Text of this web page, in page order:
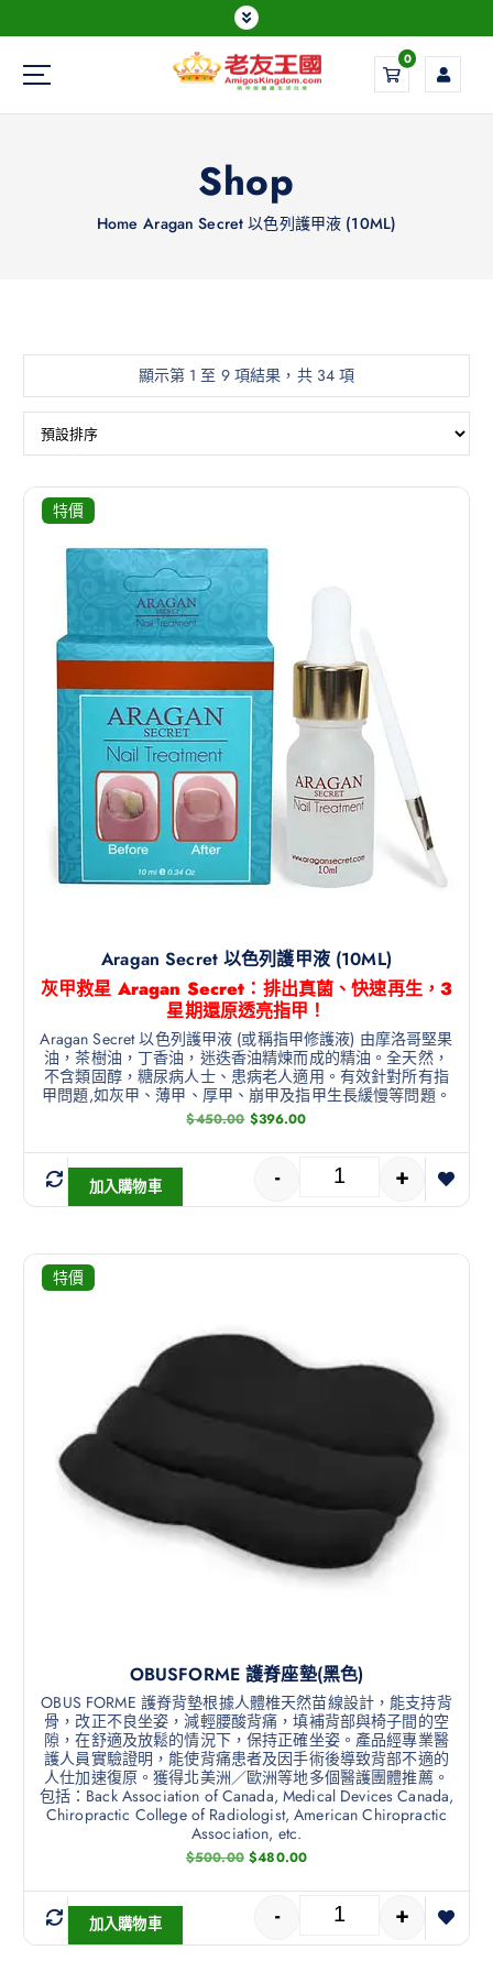
Everything is possible
0
Shop
Home Aragan Secret 以色列護甲液 (10ML)
顯示第 1 至 9 項結果，共 34 項
特價
Aragan Secret 以色列護甲液 (10ML)
灰甲救星 Aragan Secret：排出真菌、快速再生，3
星期還原透亮指甲！
Aragan Secret 以色列護甲液 (或稱指甲修護液) 由摩洛哥堅果
油，茶樹油，丁香油，迷迭香油精煉而成的精油。全天然，
不含類固醇，糖尿病人士、患病老人適用。有效針對所有指
甲問題,如灰甲、薄甲、厚甲、崩甲及指甲生長緩慢等問題。
$450.00 $396.00
- +
加入購物車
特價
OBUSFORME 護脊座墊(黑色)
OBUS FORME 護脊背墊根據人體椎天然苗線設計，能支持背
骨，改正不良坐姿，減輕腰酸背痛，填補背部與椅子間的空
隙，在舒適及放鬆的情況下，保持正確坐姿。產品經專業醫
護人員實驗證明，能使背痛患者及因手術後導致背部不適的
人仕加速復原。獲得北美洲／歐洲等地多個醫護團體推薦。
包括：Back Association of Canada, Medical Devices Canada,
Chiropractic College of Radiologist, American Chiropractic
Association, etc.
$500.00 $480.00
- +
加入購物車